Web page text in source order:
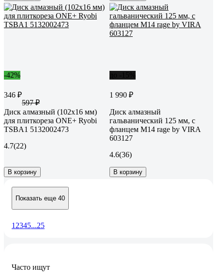
-42%
346 ₽
597 ₽
Диск алмазный (102х16 мм)
для плиткореза ONE+ Ryobi
TSBA1 5132002473
4.7(22)
В корзину
1 990 ₽
Диск алмазный
гальванический 125 мм, с
фланцем М14 rage by VIRA
603127
4.6(36)
В корзину
Показать еще 40
1 2345...25
Часто ищут